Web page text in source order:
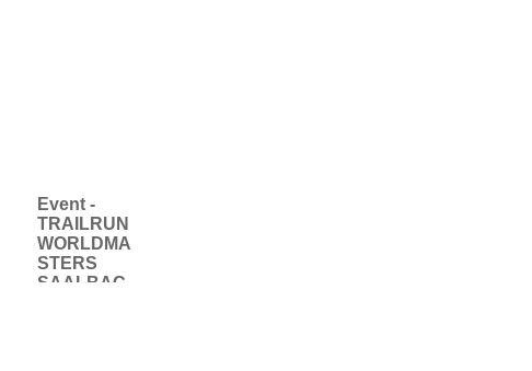
Event -
TRAILRUN
WORLDMA
STERS
SAALBAC